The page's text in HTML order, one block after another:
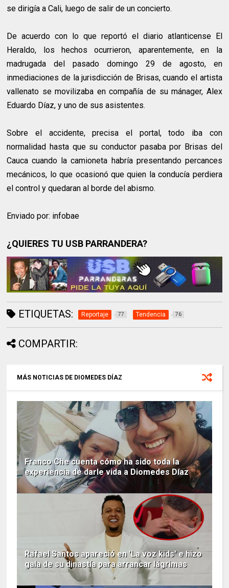
se dirigía a Cali, luego de salir de un concierto.
De acuerdo con lo que reportó el diario atlanticense El
Heraldo, los hechos ocurrieron, aparentemente, en la
madrugada del pasado domingo 29 de agosto, en
inmediaciones de la jurisdicción de Brisas, cuando el artista
vallenato se movilizaba en compañía de su mánager, Alex
Eduardo Díaz, y uno de sus asistentes.
Sobre el accidente, precisa el portal, todo iba con
normalidad hasta que su conductor pasaba por Brisas del
Cauca cuando la camioneta habría presentando percances
mecánicos, lo que ocasionó que quien la conducía perdiera
el control y quedaran al borde del abismo.
Enviado por: infobae
¿QUIERES TU USB PARRANDERA?
ETIQUETAS: Reportaje 77 Tendencia 76
COMPARTIR:
MÁS NOTICIAS DE DIOMEDES DÍAZ
Franco Che cuenta cómo ha sido toda la
experiencia de darle vida a Diomedes Díaz
Rafael Santos apareció en 'La voz kids' e hizo
gala de su dinastía para arrancar lágrimas